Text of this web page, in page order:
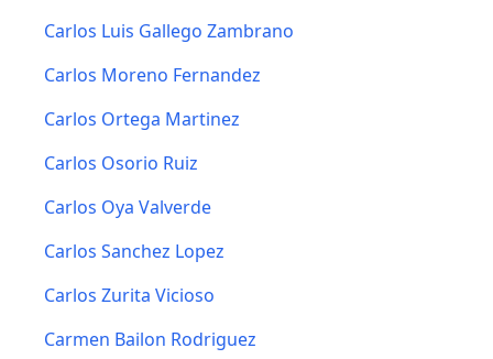
Carlos Luis Gallego Zambrano
Carlos Moreno Fernandez
Carlos Ortega Martinez
Carlos Osorio Ruiz
Carlos Oya Valverde
Carlos Sanchez Lopez
Carlos Zurita Vicioso
Carmen Bailon Rodriguez